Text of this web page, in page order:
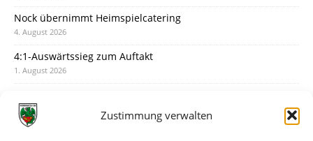
Zustimmung verwalten
Nock übernimmt Heimspielcatering
4. August 2026
4:1-Auswärtssieg zum Auftakt
1. August 2026
31. Juli 2026